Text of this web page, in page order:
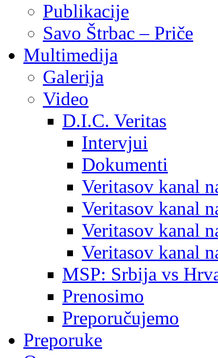
Publikacije
Savo Štrbac – Priče
Multimedija
Galerija
Video
D.I.C. Veritas
Intervjui
Dokumenti
Veritasov kanal
Veritasov kanal
Veritasov kanal
Veritasov kanal
MSP: Srbija vs
Prenosimo
Preporučujemo
Preporuke